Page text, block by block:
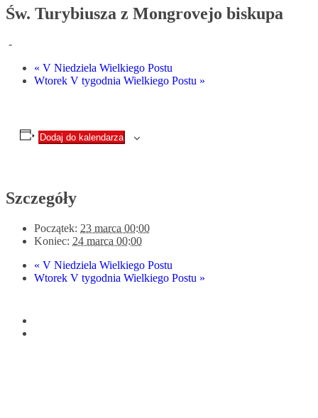
Św. Turybiusza z Mongrovejo biskupa
-
« V Niedziela Wielkiego Postu
Wtorek V tygodnia Wielkiego Postu »
Dodaj do kalendarza
Szczegóły
Początek: 23 marca 00:00
Koniec: 24 marca 00:00
« V Niedziela Wielkiego Postu
Wtorek V tygodnia Wielkiego Postu »